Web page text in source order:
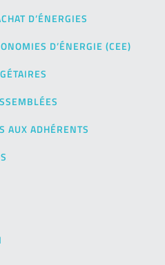
D’ÉNERGIES
D’ÉNERGIE (CEE)
AUX ADHÉRENTS